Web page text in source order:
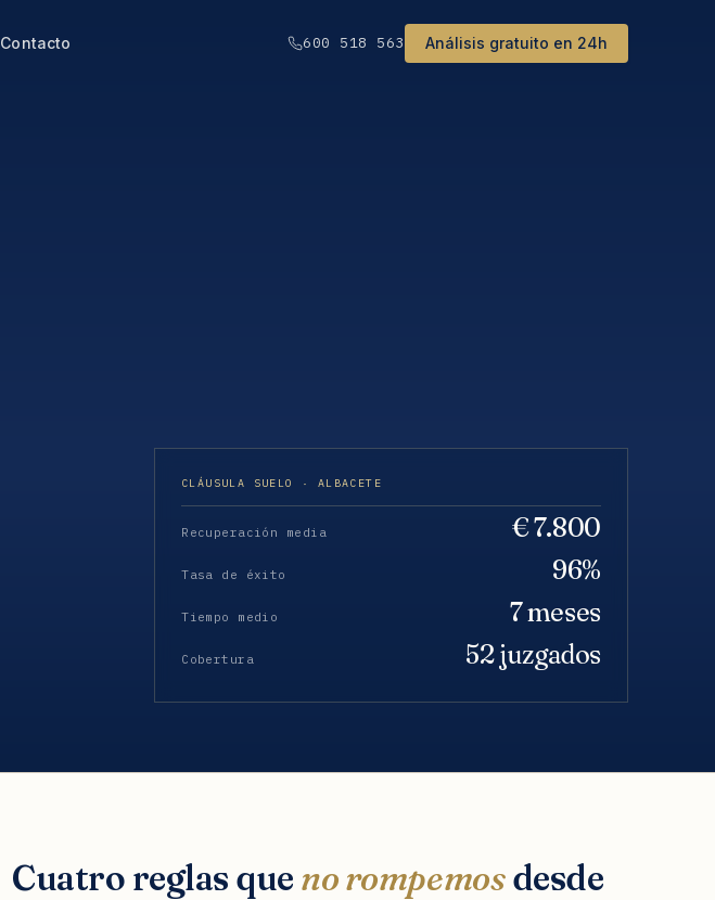
Contacto 600 518 563 Análisis gratuito en 24h
CLÁUSULA SUELO · ALBACETE
Recuperación media € 7.800
Tasa de éxito 96%
Tiempo medio 7 meses
Cobertura 52 juzgados
Cuatro reglas que no rompemosdesde